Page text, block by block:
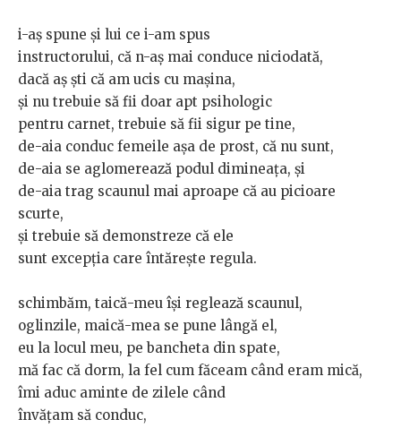
i-aș spune și lui ce i-am spus
instructorului, că n-aș mai conduce niciodată,
dacă aș ști că am ucis cu mașina,
și nu trebuie să fii doar apt psihologic
pentru carnet, trebuie să fii sigur pe tine,
de-aia conduc femeile așa de prost, că nu sunt,
de-aia se aglomerează podul dimineața, și
de-aia trag scaunul mai aproape că au picioare
scurte,
și trebuie să demonstreze că ele
sunt excepția care întărește regula.
schimbăm, taică-meu își reglează scaunul,
oglinzile, maică-mea se pune lângă el,
eu la locul meu, pe bancheta din spate,
mă fac că dorm, la fel cum făceam când eram mică,
îmi aduc aminte de zilele când
învățam să conduc,